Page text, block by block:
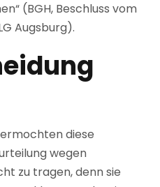
(BGH, Beschluss vom
Augsburg).
diese
wegen
zu tragen, denn sie